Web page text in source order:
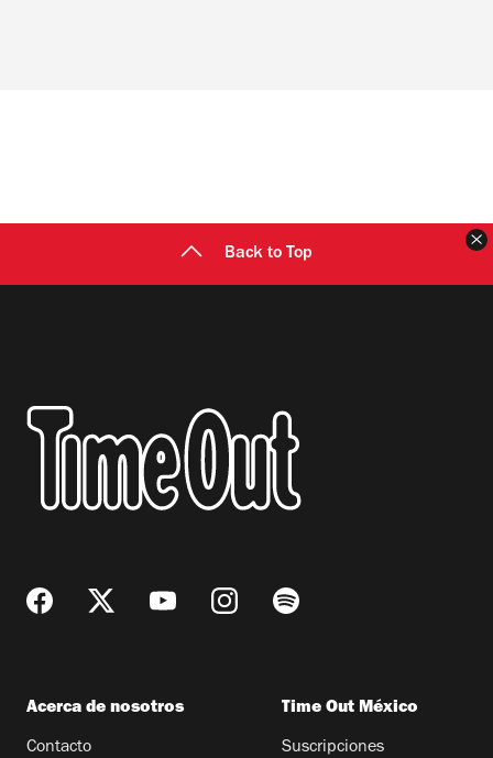
Back to Top
Acerca de nosotros
Contacto
Time Out México
Suscripciones